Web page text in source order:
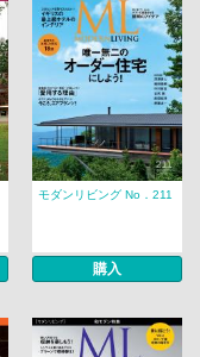
モダンリビング No．211
購入